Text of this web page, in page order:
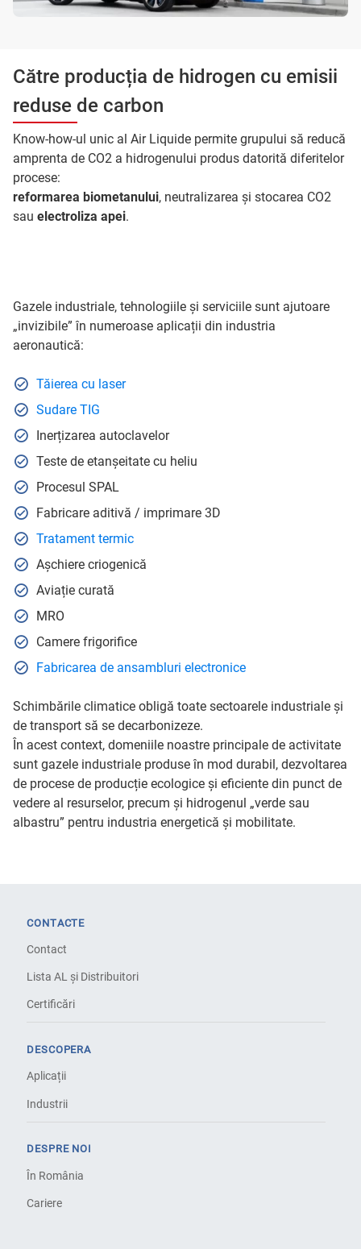
Către producția de hidrogen cu emisii
reduse de carbon
Know-how-ul unic al Air Liquide permite grupului să reducă
amprenta de CO2 a hidrogenului produs datorită diferitelor
procese:
reformarea biometanului, neutralizarea și stocarea CO2
sau electroliza apei.
Gazele industriale, tehnologiile și serviciile sunt ajutoare
„invizibile” în numeroase aplicații din industria
aeronautică:
Tăierea cu laser
Sudare TIG
Inerțizarea autoclavelor
Teste de etanșeitate cu heliu
Procesul SPAL
Fabricare aditivă / imprimare 3D
Tratament termic
Așchiere criogenică
Aviație curată
MRO
Camere frigorifice
Fabricarea de ansambluri electronice
Schimbările climatice obligă toate sectoarele industriale și
de transport să se decarbonizeze.
În acest context, domeniile noastre principale de activitate
sunt gazele industriale produse în mod durabil, dezvoltarea
de procese de producție ecologice și eficiente din punct de
vedere al resurselor, precum și hidrogenul „verde sau
albastru” pentru industria energetică și mobilitate.
CONTACTE
Contact
Lista AL și Distribuitori
Certificări
DESCOPERA
Aplicații
Industrii
DESPRE NOI
În România
Cariere